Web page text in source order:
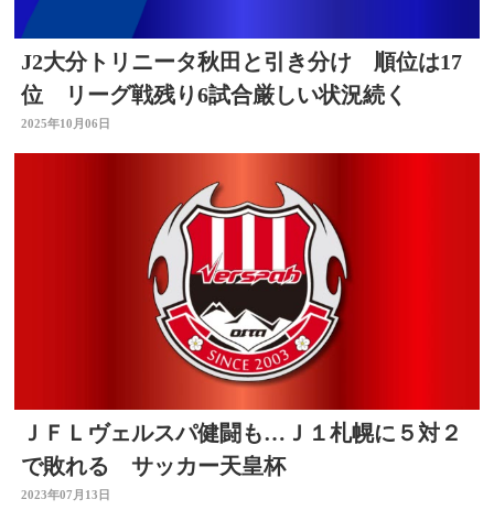
J2大分トリニータ秋田と引き分け 順位は17
位 リーグ戦残り6試合厳しい状況続く
2025年10月06日
ＪＦＬヴェルスパ健闘も…Ｊ１札幌に５対２
で敗れる サッカー天皇杯
2023年07月13日